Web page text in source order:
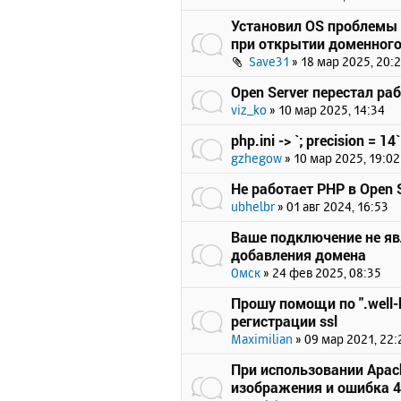
Установил OS
при открытии
Save31 » 18 мар 2025,
Open Server перестал
viz_ko » 10 мар 2025, 14:34
php.ini -> `; precision = 14`
gzhegow » 10 мар 2025, 19:02
Не работает PHP в Open
ubhelbr » 01 авг 2024, 16:53
Ваше подключение не
добавления домена
Омск » 24 фев 2025, 08:35
Прошу помощи по ".well-
регистрации ssl
Maximilian » 09 мар 2021,
При использовании
изображения и ошибка